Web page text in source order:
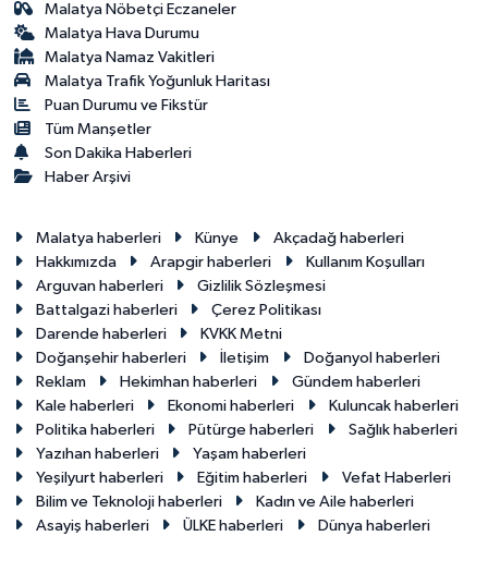
Malatya Nöbetçi Eczaneler
Malatya Hava Durumu
Malatya Namaz Vakitleri
Malatya Trafik Yoğunluk Haritası
Puan Durumu ve Fikstür
Tüm Manşetler
Son Dakika Haberleri
Haber Arşivi
Malatya haberleri Künye
Akçadağ haberleri
Hakkımızda
Arapgir haberleri
Kullanım Koşulları
Arguvan haberleri
Gizlilik Sözleşmesi
Battalgazi haberleri
Çerez Politikası
Darende haberleri
KVKK Metni
Doğanşehir haberleri
İletişim
Doğanyol haberleri
Reklam
Hekimhan haberleri
Gündem haberleri
Kale haberleri
Ekonomi haberleri
Kuluncak haberleri
Politika haberleri
Pütürge haberleri
Sağlık haberleri
Yazıhan haberleri
Yaşam haberleri
Yeşilyurt haberleri
Eğitim haberleri
Vefat Haberleri
Bilim ve Teknoloji haberleri
Kadın ve Aile haberleri
Asayiş haberleri
ÜLKE haberleri Dünya haberleri